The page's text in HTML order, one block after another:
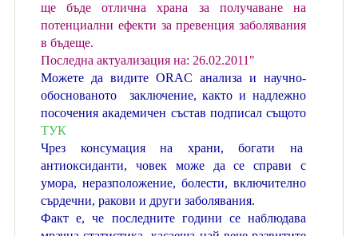
ще бъде отлична храна за получаване на
потенциални ефекти за превенция заболявания
в бъдеще.
Последна актуализация на: 26.02.2011"
Можете да видите ОRАC анализа и научно-
обоснованото заключение, както и надлежно
посочения академичен състав подписал същото
ТУК
Чрез консумация на храни, богати на
антиоксиданти, човек може да се справи с
умора, неразположение, болести, включително
сърдечни, ракови и други заболявания.
Факт е, че последните години се наблюдава